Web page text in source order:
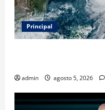
Principal
admin agosto 5, 2026